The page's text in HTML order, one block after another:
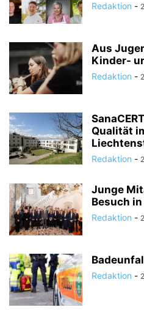
Redaktion -
Aus
Kinder-
Redaktion -
Qualität
Redaktion -
Junge
Besuch
Redaktion -
Redaktion -